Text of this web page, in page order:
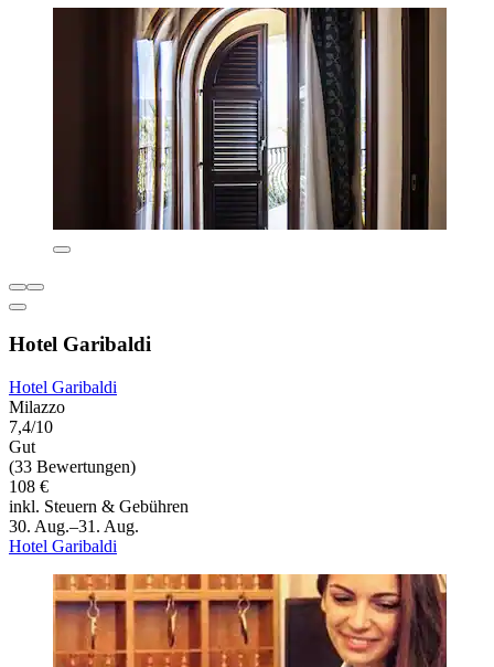
Hotel Garibaldi
Hotel Garibaldi
Milazzo
7,4/10
Gut
(33 Bewertungen)
108 €
inkl. Steuern & Gebühren
30. Aug.–31. Aug.
Hotel Garibaldi